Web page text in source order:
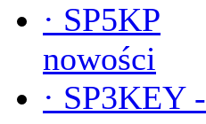
· SP5KP
nowości
· SP3KEY -